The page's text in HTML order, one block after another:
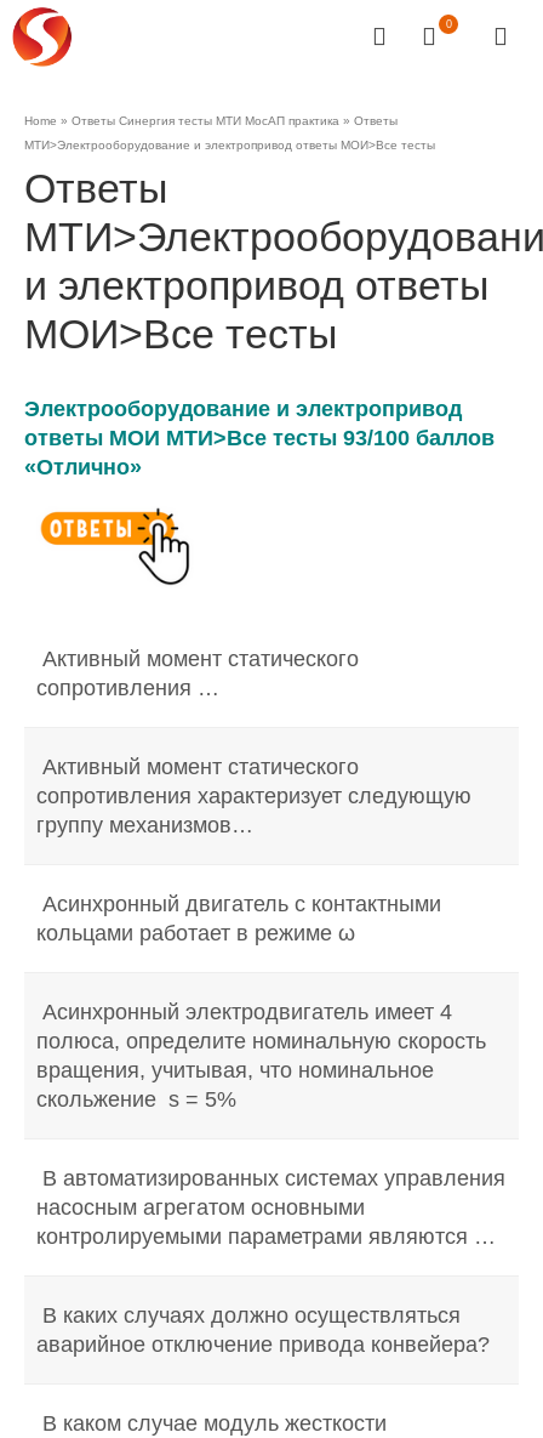
0
Home » Ответы Синергия тесты МТИ МосАП практика » Ответы
МТИ>Электрооборудование и электропривод ответы МОИ>Все тесты
Ответы
и электропривод ответы
МОИ>Все тесты
Электрооборудование и электропривод
ответы МОИ МТИ>Все тесты 93/100 баллов
«Отлично»
Активный момент статического
сопротивления …
Активный момент статического
сопротивления характеризует следующую
группу механизмов…
Асинхронный двигатель с контактными
кольцами работает в режиме ω
Асинхронный электродвигатель имеет 4
полюса, определите номинальную скорость
вращения, учитывая, что номинальное
скольжение s = 5%
В автоматизированных системах управления
насосным агрегатом основными
контролируемыми параметрами являются …
В каких случаях должно осуществляться
аварийное отключение привода конвейера?
В каком случае модуль жесткости